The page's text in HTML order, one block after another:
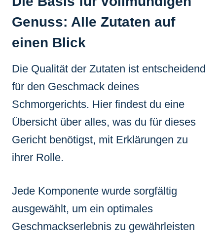
Genuss: Alle Zutaten auf
einen Blick
Die Qualität der Zutaten ist entscheidend
für den Geschmack deines
Schmorgerichts. Hier findest du eine
Übersicht über alles, was du für dieses
Gericht benötigst, mit Erklärungen zu
ihrer Rolle.
Jede Komponente wurde sorgfältig
ausgewählt, um ein optimales
Geschmackserlebnis zu gewährleisten